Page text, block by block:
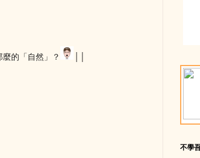
的「自然」？
不學